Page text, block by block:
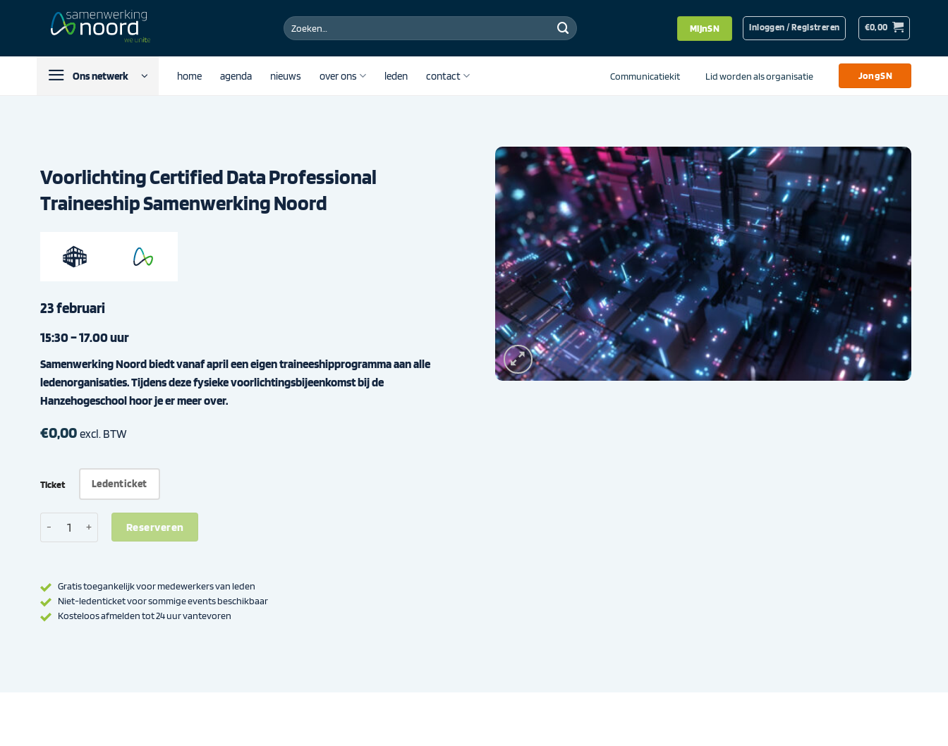
Zoeken
naar:
MijnSN Inloggen / Registreren €0,00
Ons netwerk home agenda nieuws over ons leden contact Communicatiekit Lid worden als organisatie JongSN
Voorlichting Certified Data Professional
Traineeship Samenwerking Noord
23 februari
15:30 – 17.00 uur
Samenwerking Noord biedt vanaf april een eigen traineeshipprogramma aan alle
ledenorganisaties. Tijdens deze fysieke voorlichtingsbijeenkomst bij de
Hanzehogeschool hoor je er meer over.
€0,00excl. BTW
Ticket Ledenticket
Reserveren
Gratis toegankelijk voor medewerkers van leden
Niet-ledenticket voor sommige events beschikbaar
Kosteloos afmelden tot 24 uur vantevoren